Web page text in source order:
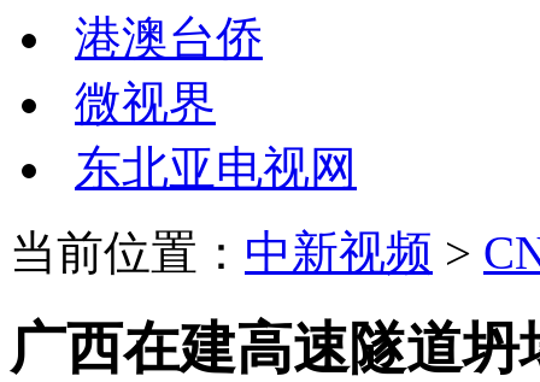
港澳台侨
微视界
东北亚电视网
当前位置： 中新视频 >
广西在建高速隧道坍